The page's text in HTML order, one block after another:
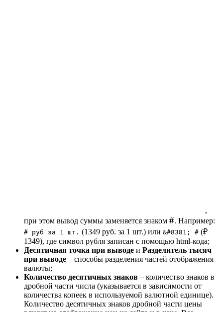
,
при этом вывод суммы заменяется знаком #. Например:
# руб за 1 шт. (1349 руб. за 1 шт.) или &#8381; # (₽
1349), где символ рубля записан с помощью html-кода;
Десятичная точка при выводе и Разделитель тысяч
при выводе – способы разделения частей отображения
валюты;
Количество десятичных знаков – количество знаков в
дробной части числа (указывается в зависимости от
количества копеек в используемой валютной единице).
Количество десятичных знаков дробной части цены